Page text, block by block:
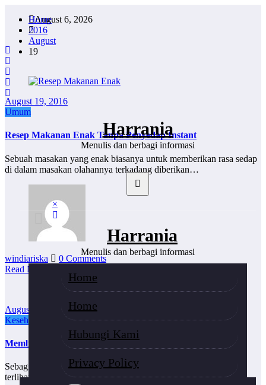
content
August 6, 2026
Harrania
Menulis dan berbagi informasi
×
Harrania
Menulis dan berbagi informasi
Home
Home
Hubungi Kami
Privacy Policy
Home
2016
August
19
August 19, 2016
Umum
Resep Makanan Enak Tanpa Penyedap Instant
Sebuah masakan yang enak biasanya untuk memberikan rasa sedap
di dalam masakan olahannya terkadang diberikan…
windiariska
0 Comments
Read More
August 19, 2016
Kesehatan
Umum
Membuat Kulit Cerah Cantik Bersih Bersama Ultimo
Sebagian orang akan kesulitan sekali untuk merawat wajah agar
terlihat segar , putih dan bersih…